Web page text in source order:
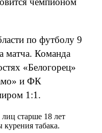
по футболу 9
матча. Команда
«Белогорец»
и ФК
1:1.
старше 18 лет
табака.